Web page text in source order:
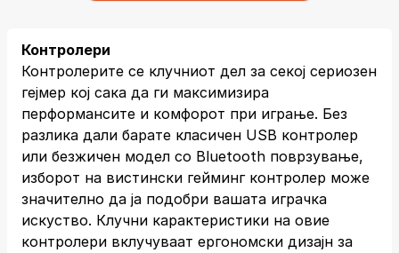
Контролери
Контролерите се клучниот дел за секој сериозен
гејмер кој сака да ги максимизира
перформансите и комфорот при играње. Без
разлика дали барате класичен USB контролер
или безжичен модел со Bluetooth поврзување,
изборот на вистински гейминг контролер може
значително да ја подобри вашата играчка
искуство. Клучни карактеристики на овие
контролери вклучуваат ергономски дизајн за